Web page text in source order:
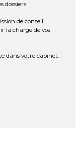
dossiers.
de conseil
la charge de vos
dans votre cabinet.